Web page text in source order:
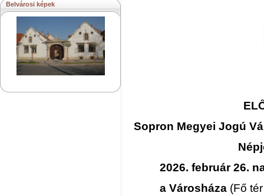
Belvárosi képek
Sopron Megyei Jogú
2026. február 26.
a Városháza (Fő